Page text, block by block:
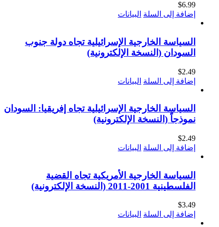
$6.99
إضافة إلى السلة البيانات
السياسة الخارجية الإسرائيلية تجاه دولة جنوب
السودان (النسخة الإلكترونية)
$2.49
إضافة إلى السلة البيانات
السياسة الخارجية الإسرائيلية تجاه إفريقيا: السودان
نموذجاً (النسخة الإلكترونية)
$2.49
إضافة إلى السلة البيانات
السياسة الخارجية الأمريكية تجاه القضية
الفلسطينية 2001-2011 (النسخة الإلكترونية)
$3.49
إضافة إلى السلة البيانات